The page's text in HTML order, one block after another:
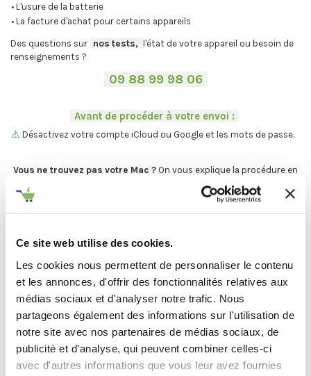
Ce site web utilise des cookies.
Les cookies nous permettent de personnaliser le contenu
et les annonces, d'offrir des fonctionnalités relatives aux
médias sociaux et d'analyser notre trafic. Nous
partageons également des informations sur l'utilisation de
notre site avec nos partenaires de médias sociaux, de
publicité et d'analyse, qui peuvent combiner celles-ci
avec d'autres informations que vous leur avez fournies
• L'usure de la batterie
• La facture d'achat pour certains appareils
Des questions sur nos tests, l'état de votre appareil ou besoin de
renseignements ?
09 88 99 98 06-
Avant de procéder à votre envoi :
⚠ Désactivez votre compte iCloud ou Google et les mots de passe.
Vous ne trouvez pas votre Mac ? On vous explique la procédure en
Et maintenant... ♫
Définir l'état de votre produit
-Avant de procéder à votre envoi :-